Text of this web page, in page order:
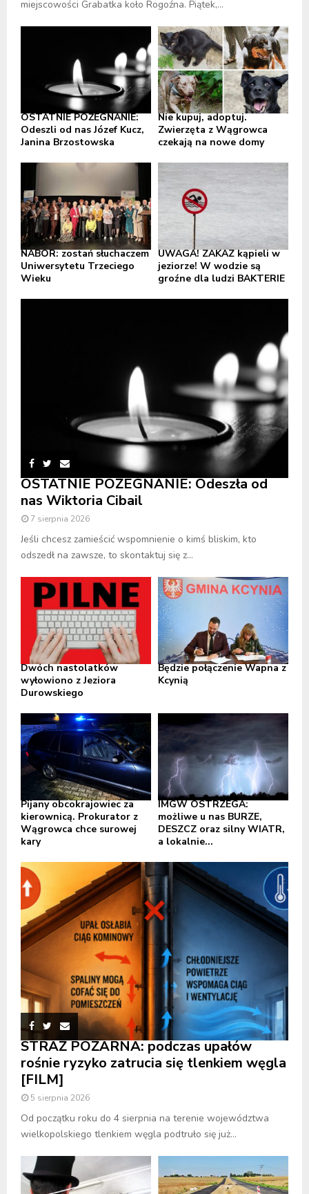
miejscowości Grabatka koło Rogoźna. Piątek,...
OSTATNIE POŻEGNANIE:
Odeszli od nas Józef Kucz,
Janina Brzostowska
Nie kupuj, adoptuj.
Zwierzęta z Wągrowca
czekają na nowe domy
NABÓR: zostań słuchaczem
Uniwersytetu Trzeciego
Wieku
UWAGA! ZAKAZ kąpieli w
jeziorze! W wodzie są
groźne dla ludzi BAKTERIE
OSTATNIE POŻEGNANIE: Odeszła od
nas Wiktoria Cibail
7 sierpnia 2026
Jeśli chcesz zamieścić wspomnienie o kimś bliskim, kto
odszedł na zawsze, to skontaktuj się z...
Dwóch nastolatków
wyłowiono z Jeziora
Durowskiego
Będzie połączenie Wapna z
Kcynią
Pijany obcokrajowiec za
kierownicą. Prokurator z
Wągrowca chce surowej
kary
IMGW OSTRZEGA:
możliwe u nas BURZE,
DESZCZ oraz silny WIATR,
a lokalnie...
STRAŻ POŻARNA: podczas upałów
rośnie ryzyko zatrucia się tlenkiem węgla
[FILM]
5 sierpnia 2026
Od początku roku do 4 sierpnia na terenie województwa
wielkopolskiego tlenkiem węgla podtruło się już...